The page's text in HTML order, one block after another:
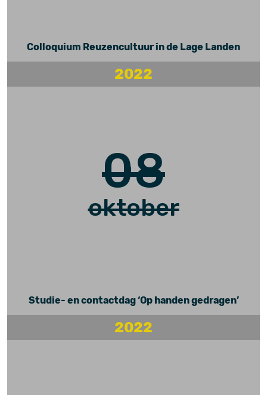
Colloquium Reuzencultuur in de Lage Landen
2022
08
oktober
Studie- en contactdag ‘Op handen gedragen’
2022